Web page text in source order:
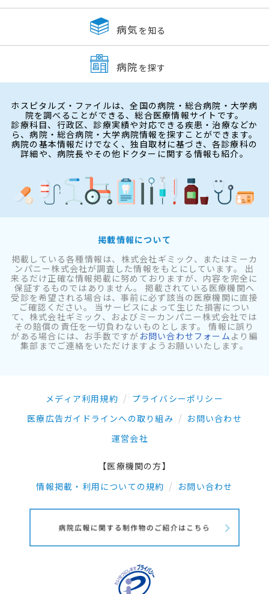
病気 を知る
病院 を探す
ホスピタルズ・ファイルは、全国の病院・総合病院・大学病
院を調べることができる、総合医療情報サイトです。
診療科目、行政区、診療実績や対応できる疾患・治療などか
ら、病院・総合病院・大学病院情報を探すことができます。
病院の基本情報だけでなく、独自取材に基づき、各診療科の
詳細や、病院長やその他ドクターに関する情報も紹介。
掲載情報について
掲載している各種情報は、株式会社ギミック、またはミーカ
ンパニー株式会社が調査した情報をもとにしています。 出
来るだけ正確な情報掲載に努めておりますが、内容を完全に
保証するものではありません。 掲載されている医療機関へ
受診を希望される場合は、事前に必ず該当の医療機関に直接
ご確認ください。 当サービスによって生じた損害につい
て、株式会社ギミック、およびミーカンパニー株式会社では
その賠償の責任を一切負わないものとします。 情報に誤り
がある場合には、お手数ですが お問い合わせフォーム より編
集部までご連絡をいただけますようお願いいたします。
メディア利用規約
プライバシーポリシー
医療広告ガイドラインへの取り組み
お問い合わせ
運営会社
【医療機関の方】
情報掲載・利用についての規約
お問い合わせ